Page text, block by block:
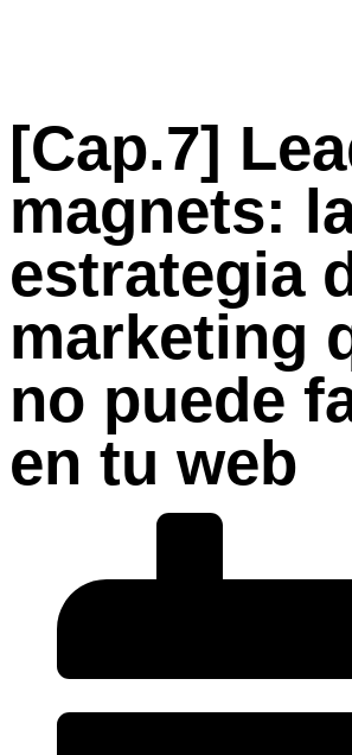
[Cap.7]
magnets:
estrategia
marketing
no puede
en tu web